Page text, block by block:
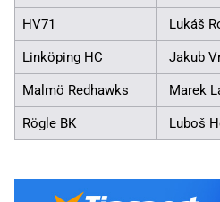
HV71 Lukáš
Linköping HC Jakub
Malmö Redhawks Marek
Rögle BK Luboš